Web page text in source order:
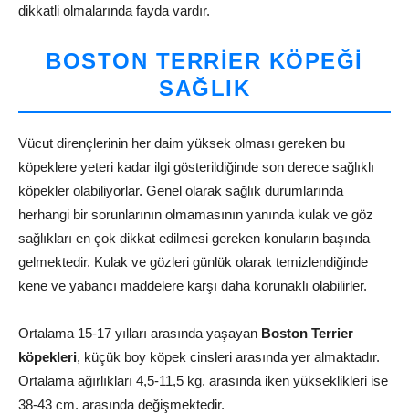
dikkatli olmalarında fayda vardır.
BOSTON TERRIER KÖPEĞI
SAĞLIK
Vücut dirençlerinin her daim yüksek olması gereken bu
köpeklere yeteri kadar ilgi gösterildiğinde son derece sağlıklı
köpekler olabiliyorlar. Genel olarak sağlık durumlarında
herhangi bir sorunlarının olmamasının yanında kulak ve göz
sağlıkları en çok dikkat edilmesi gereken konuların başında
gelmektedir. Kulak ve gözleri günlük olarak temizlendiğinde
kene ve yabancı maddelere karşı daha korunaklı olabilirler.
Ortalama 15-17 yılları arasında yaşayan Boston Terrier
köpekleri, küçük boy köpek cinsleri arasında yer almaktadır.
Ortalama ağırlıkları 4,5-11,5 kg. arasında iken yükseklikleri ise
38-43 cm. arasında değişmektedir.